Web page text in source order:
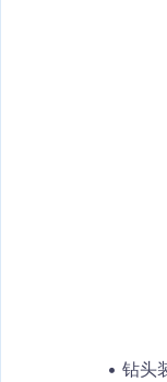
钻头